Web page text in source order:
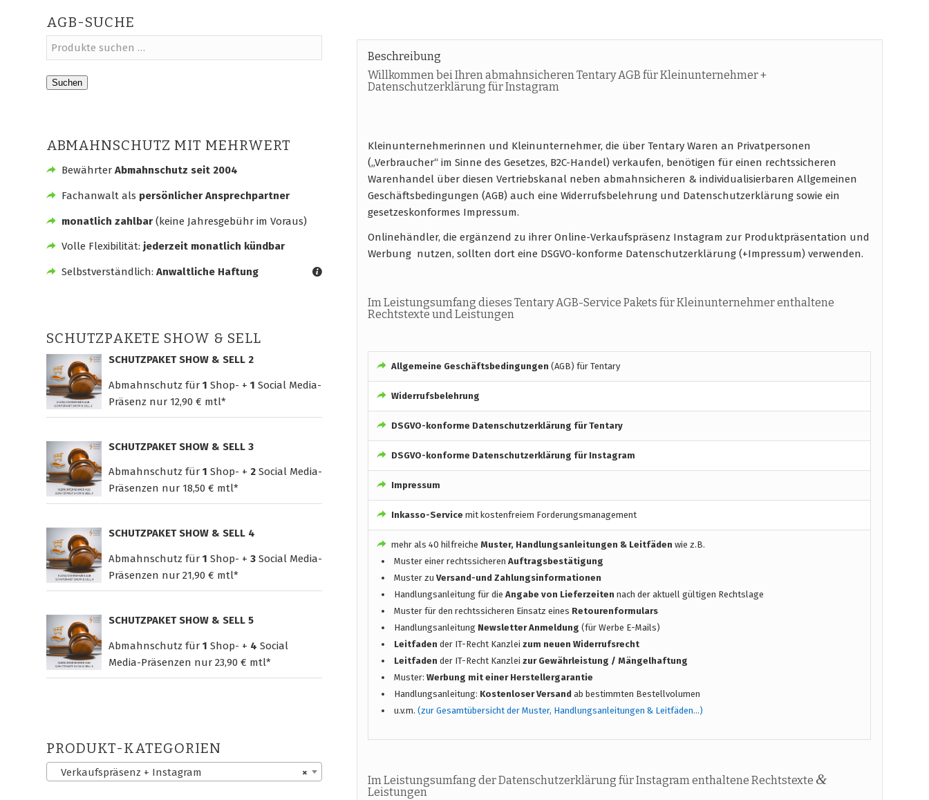
AGB-SUCHE
Suchen
ABMAHNSCHUTZ MIT MEHRWERT
BewährterAbmahnschutz seit 2004
Fachanwalt als persönlicher Ansprechpartner
monatlich zahlbar(keine Jahresgebühr im Voraus)
Volle Flexibilität: jederzeit monatlich kündbar
Selbstverständlich: Anwaltliche Haftung
SCHUTZPAKETE SHOW & SELL
SCHUTZPAKET SHOW & SELL 2
Abmahnschutz für 1 Shop- + 1 Social Media-
Präsenz nur 12,90 € mtl*
SCHUTZPAKET SHOW & SELL 3
Abmahnschutz für 1 Shop- + 2 Social Media-
Präsenzen nur 18,50 € mtl*
SCHUTZPAKET SHOW & SELL 4
Abmahnschutz für 1 Shop- + 3 Social Media-
Präsenzen nur 21,90 € mtl*
SCHUTZPAKET SHOW & SELL 5
Abmahnschutz für 1 Shop- + 4 Social
Media-Präsenzen nur 23,90 € mtl*
PRODUKT-KATEGORIEN
×
Verkaufspräsenz + Instagram
Beschreibung
Willkommen bei Ihren abmahnsicheren Tentary AGB für Kleinunternehmer +
Datenschutzerklärung für Instagram
Kleinunternehmerinnen und Kleinunternehmer, die über Tentary Waren an Privatpersonen
(„Verbraucher“ im Sinne des Gesetzes, B2C-Handel) verkaufen, benötigen für einen rechtssicheren
Warenhandel über diesen Vertriebskanal neben abmahnsicheren & individualisierbaren Allgemeinen
Geschäftsbedingungen (AGB) auch eine Widerrufsbelehrung und Datenschutzerklärung sowie ein
gesetzeskonformes Impressum.
Onlinehändler, die ergänzend zu ihrer Online-Verkaufspräsenz Instagram zur Produktpräsentation und
Werbung nutzen, sollten dort eine DSGVO-konforme Datenschutzerklärung (+Impressum) verwenden.
Im Leistungsumfang dieses Tentary AGB-Service Pakets für Kleinunternehmer enthaltene
Rechtstexte und Leistungen
Allgemeine Geschäftsbedingungen (AGB) für Tentary
Widerrufsbelehrung
DSGVO-konforme Datenschutzerklärung für Tentary
DSGVO-konforme Datenschutzerklärung für Instagram
Impressum
Inkasso-Service mit kostenfreiem Forderungsmanagement
mehr als 40 hilfreiche Muster, Handlungsanleitungen & Leitfäden wie z.B.
Muster einer rechtssicherenAuftragsbestätigung
Muster zuVersand-und Zahlungsinformationen
Handlungsanleitung für dieAngabe von Lieferzeiten nach der aktuell gültigen Rechtslage
Muster für den rechtssicheren Einsatz eines Retourenformulars
Handlungsanleitung Newsletter Anmeldung(für Werbe E-Mails)
Leitfaden der IT-Recht Kanzleizum neuen Widerrufsrecht
Leitfaden der IT-Recht Kanzleizur Gewährleistung / Mängelhaftung
Muster:Werbung mit einer Herstellergarantie
Handlungsanleitung: Kostenloser Versand ab bestimmten Bestellvolumen
u.v.m.(zur Gesamtübersicht der Muster, Handlungsanleitungen & Leitfäden…)
Im Leistungsumfang der Datenschutzerklärung für Instagram enthaltene Rechtstexte &
Leistungen